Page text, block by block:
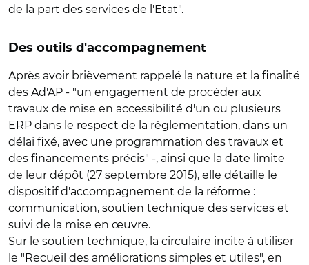
de la part des services de l'Etat".
Des outils d'accompagnement
Après avoir brièvement rappelé la nature et la finalité
des Ad'AP - "un engagement de procéder aux
travaux de mise en accessibilité d'un ou plusieurs
ERP dans le respect de la réglementation, dans un
délai fixé, avec une programmation des travaux et
des financements précis" -, ainsi que la date limite
de leur dépôt (27 septembre 2015), elle détaille le
dispositif d'accompagnement de la réforme :
communication, soutien technique des services et
suivi de la mise en œuvre.
Sur le soutien technique, la circulaire incite à utiliser
le "Recueil des améliorations simples et utiles", en